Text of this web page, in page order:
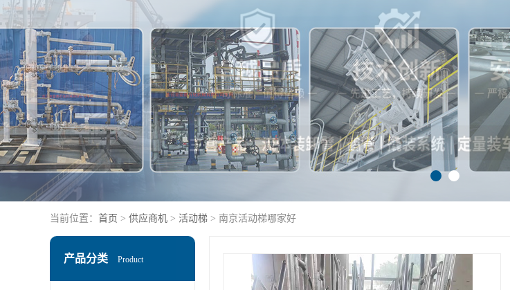
当前位置： 首页 > 供应商机 > 活动梯 > 南京活动梯哪家好
产品分类 Product